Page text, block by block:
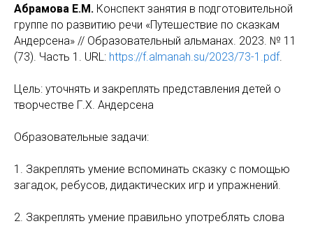
Абрамова Е.М. Конспект занятия в подготовительной
группе по развитию речи «Путешествие по сказкам
Андерсена» // Образовательный альманах. 2023. № 11
(73). Часть 1. URL: https://f.almanah.su/2023/73-1.pdf.
Цель: уточнять и закреплять представления детей о
творчестве Г.Х. Андерсена
Образовательные задачи:
1. Закреплять умение вспоминать сказку с помощью
загадок, ребусов, дидактических игр и упражнений.
2. Закреплять умение правильно употреблять слова